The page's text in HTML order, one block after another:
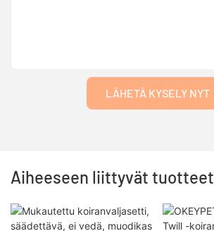
LÄHETÄ KYSELY NYT
Aiheeseen liittyvät tuotteet